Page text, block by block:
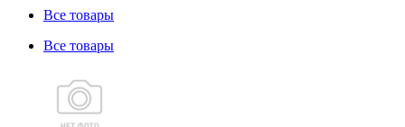
Все товары
Все товары